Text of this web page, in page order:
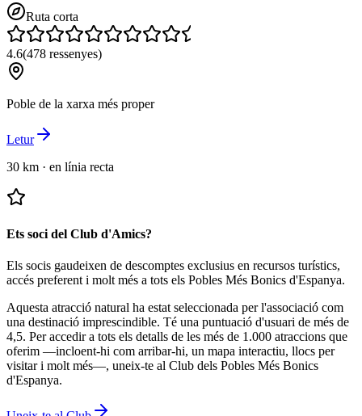
Ruta corta
4.6(478 ressenyes)
Poble de la xarxa més proper
Letur
30 km · en línia recta
Ets soci del Club d'Amics?
Els socis gaudeixen de descomptes exclusius en recursos turístics,
accés preferent i molt més a tots els Pobles Més Bonics d'Espanya.
Aquesta atracció natural ha estat seleccionada per l'associació com
una destinació imprescindible. Té una puntuació d'usuari de més de
4,5. Per accedir a tots els detalls de les més de 1.000 atraccions que
oferim —incloent-hi com arribar-hi, un mapa interactiu, llocs per
visitar i molt més—, uneix-te al Club dels Pobles Més Bonics
d'Espanya.